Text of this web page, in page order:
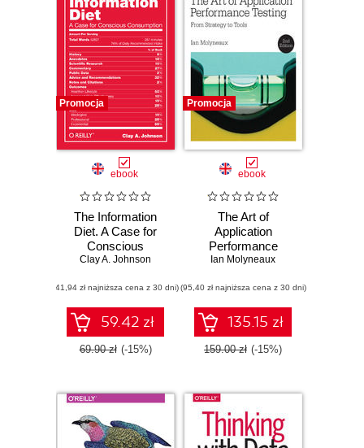
Promocja
ebook
The Information
Diet. A Case for
Conscious
Comsumption
Clay A. Johnson
(41,94 zł najniższa cena z 30 dni)
59.42 zł
69.90 zł (-15%)
Promocja
ebook
The Art of
Application
Performance
Testing. From
2nd Edition
Ian Molyneaux
(95,40 zł najniższa cena z 30 dni)
135.15 zł
159.00 zł (-15%)